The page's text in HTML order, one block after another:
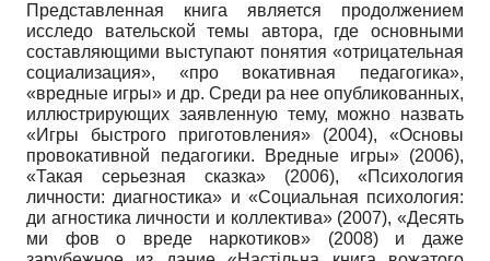
Представленная книга является продолжением
исследо вательской темы автора, где основными
составляющими выступают понятия «отрицательная
социализация», «про вокативная педагогика»,
«вредные игры» и др. Среди ра нее опубликованных,
иллюстрирующих заявленную тему, можно назвать
«Игры быстрого приготовления» (2004), «Основы
провокативной педагогики. Вредные игры» (2006),
«Такая серьезная сказка» (2006), «Психология
личности: диагностика» и «Социальная психология:
ди агностика личности и коллектива» (2007), «Десять
ми фов о вреде наркотиков» (2008) и даже